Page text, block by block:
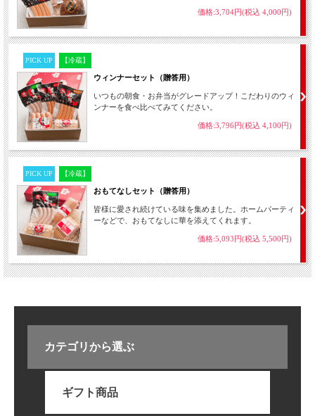
価格:3,704円(税込 4,000円)
PICK UP 【冷蔵】
ウィンナーセット（贈答用）
いつもの朝食・お弁当がグレードアップ！こだわりのウィ
ンナーを食べ比べてみてください。
価格:3,796円(税込 4,100円)
PICK UP 【冷蔵】
おもてなしセット（贈答用）
皆様に愛され続けている味を集めました。ホームパーティ
ーなどで、おもてなしに華を添えてくれます。
価格:5,093円(税込 5,500円)
カテゴリから選ぶ
ギフト商品